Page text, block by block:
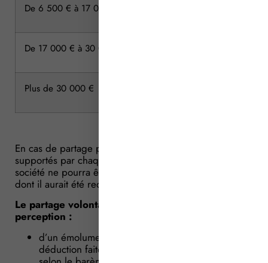
De 6 500 € à 17 000 €
De 17 000 € à 30 000 €
Plus de 30 000 €
En cas de partage partiel, le montant des émoluments
supportés par chaque copartageant sortant de la
société ne pourra être supérieur au montant de ceux
dont il aurait été redevable si le partage avait été total.
Le partage volontaire ou judiciaire donne lieu à la
perception :
d’un émolument proportionnel à l’actif brut,
déduction faite seulement des legs particuliers,